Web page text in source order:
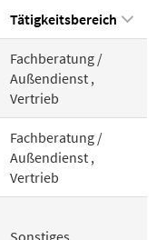
Tätigkeitsbereich
Fachberatung /
Außendienst ,
Vertrieb
Fachberatung /
Außendienst ,
Vertrieb